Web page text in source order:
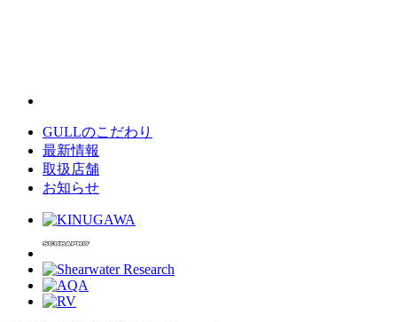
GULLのこだわり
最新情報
取扱店舗
お知らせ